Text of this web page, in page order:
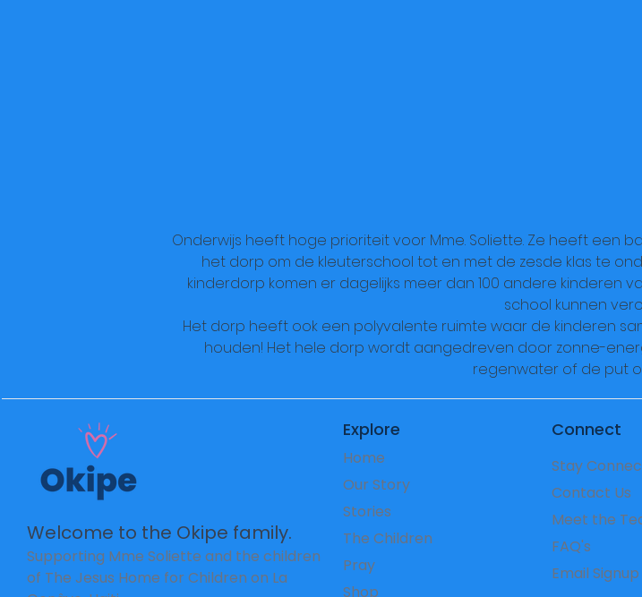
Onderwijs heeft hoge prioriteit voor Mme. Soliette. Ze heeft een
het dorp om de kleuterschool tot en met de zesde klas te
kinderdorp komen er dagelijks meer dan 100 andere kinderen
school kunnen
Het dorp heeft ook een polyvalente ruimte waar de kinderen
houden! Het hele dorp wordt aangedreven door zonne-
regenwater of de put
Welcome to the Okipe family.
Supporting Mme Soliette and the children
of The Jesus Home for Children on La
Explore
Home
Our Story
Stories
The Children
Pray
Shop
Connect
Stay
Contact Us
Meet the
FAQ's
Email Signup